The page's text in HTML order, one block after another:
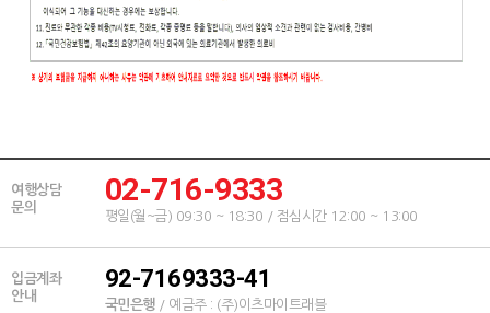
여행상담
문의
02-716-9333
평일(월~금) 09:30 ~ 18:30 / 점심시간 12:00 ~ 13:00
입금계좌
안내
92-7169333-41
국민은행/ 예금주 : (주)이츠마이트래블